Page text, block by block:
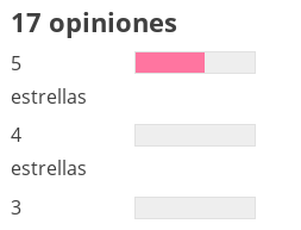
17 opiniones
5
estrellas
4
estrellas
3